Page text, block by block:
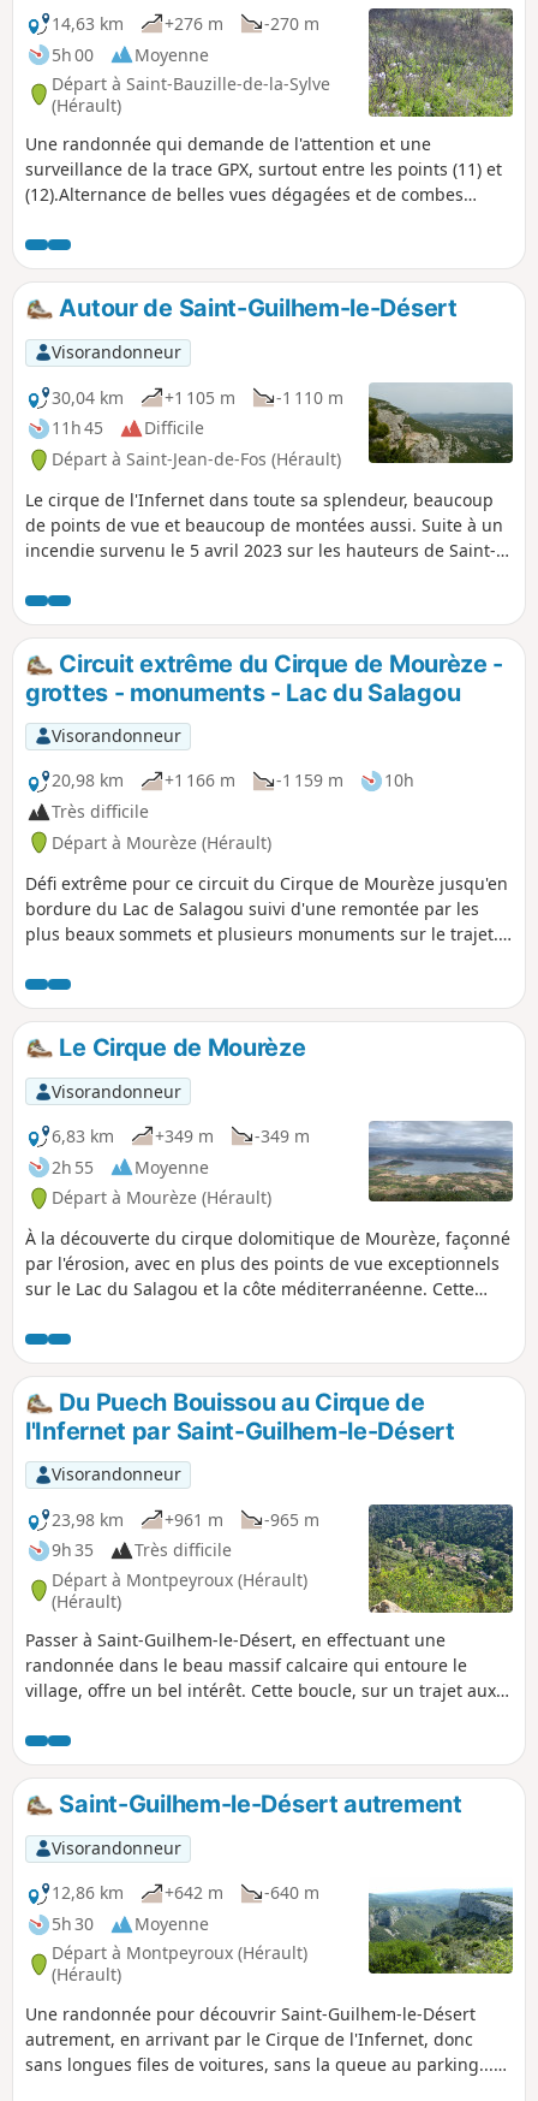
redescendre tranquillement vers Saint-Jean-de-Fos.
14,63 km +276 m
-270 m
5h 00
Moyenne
Départ à Saint-Bauzille-de-la-Sylve
(Hérault)
Une randonnée qui demande de l'attention et une
surveillance de la trace GPX, surtout entre les points (11) et
(12).Alternance de belles vues dégagées et de combes
emprunte des pistes forestières comme des chemins non
balisés.
Autour de Saint-Guilhem-le-Désert
Visorandonneur
30,04 km
+1 105 m
-1 110 m
11h 45
Difficile
Départ à Saint-Jean-de-Fos (Hérault)
Le cirque de l'Infernet dans toute sa splendeur, beaucoup
de points de vue et beaucoup de montées aussi. Suite à un
incendie survenu le 5 avril 2023 sur les hauteurs de Saint-
praticable mais le PR® des Fenestrettes est impacté, ainsi
que la voie d'Arles (GR®653). Merci de vous informer auprès
de l’Office de Tourisme Saint-Guilhem – Vallée de l’Hérault
sur la praticabilité de l’itinéraire.
Circuit extrême du Cirque de Mourèze -
grottes - monuments - Lac du Salagou
Visorandonneur
20,98 km
+1 166 m -1 159 m
10h
Très difficile
Départ à Mourèze (Hérault)
Défi extrême pour ce circuit du Cirque de Mourèze jusqu'en
bordure du Lac de Salagou suivi d'une remontée par les
plus beaux sommets et plusieurs monuments sur le trajet.
préhistorique et Géoparc mondial UNESCO Natura 2000
Le Cirque de Mourèze
Visorandonneur
6,83 km
+349 m
-349 m
2h 55
Moyenne
Départ à Mourèze (Hérault)
À la découverte du cirque dolomitique de Mourèze, façonné
par l'érosion, avec en plus des points de vue exceptionnels
sur le Lac du Salagou et la côte méditerranéenne. Cette
niveau de risque des incendies. Pensez à consulter la carte.
Du Puech Bouissou au Cirque de
l'Infernet par Saint-Guilhem-le-Désert
Visorandonneur
23,98 km
+961 m
-965 m
9h 35
Très difficile
Départ à Montpeyroux (Hérault)
(Hérault)
Passer à Saint-Guilhem-le-Désert, en effectuant une
randonnée dans le beau massif calcaire qui entoure le
village, offre un bel intérêt. Cette boucle, sur un trajet aux
secteur sans côtoyer la foule qui randonne dans le massif.
Saint-Guilhem-le-Désert autrement
Visorandonneur
12,86 km
+642 m
-640 m
5h 30
Moyenne
Départ à Montpeyroux (Hérault)
(Hérault)
Une randonnée pour découvrir Saint-Guilhem-le-Désert
autrement, en arrivant par le Cirque de l'Infernet, donc
sans longues files de voitures, sans la queue au parking...